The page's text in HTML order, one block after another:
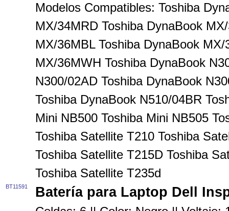
Modelos Compatibles: Toshiba
MX/34MRD Toshiba DynaBook
MX/36MBL Toshiba DynaBook
MX/36MWH Toshiba DynaBook
N300/02AD Toshiba DynaBook
Toshiba DynaBook N510/04BR
Mini NB500 Toshiba Mini NB505
Toshiba Satellite T210 Toshiba
Toshiba Satellite T215D Toshiba
Toshiba Satellite T235d
BT11591 Batería para Laptop Dell